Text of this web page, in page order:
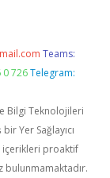
Teams:
0 726 Telegram:
Bilgi Teknolojileri
Yer Sağlayıcı
içerikleri proaktif
bulunmamaktadır.